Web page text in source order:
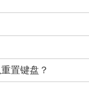
置键盘？